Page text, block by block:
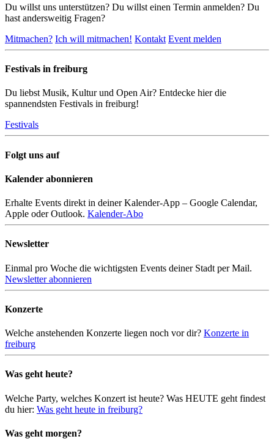
Du willst uns unterstützen? Du willst einen Termin anmelden? Du
hast andersweitig Fragen?
Mitmachen? Ich will mitmachen! Kontakt Event melden
Festivals in freiburg
Du liebst Musik, Kultur und Open Air? Entdecke hier die
spannendsten Festivals in freiburg!
Festivals
Folgt uns auf
Kalender abonnieren
Erhalte Events direkt in deiner Kalender-App – Google Calendar,
Apple oder Outlook. Kalender-Abo
Newsletter
Einmal pro Woche die wichtigsten Events deiner Stadt per Mail.
Newsletter abonnieren
Konzerte
Welche anstehenden Konzerte liegen noch vor dir? Konzerte in
freiburg
Was geht heute?
Welche Party, welches Konzert ist heute? Was HEUTE geht findest
du hier: Was geht heute in freiburg?
Was geht morgen?